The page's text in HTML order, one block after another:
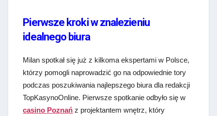
Pierwsze kroki w znalezieniu
idealnego biura
Milan spotkał się już z kilkoma ekspertami w Polsce,
którzy pomogli naprowadzić go na odpowiednie tory
podczas poszukiwania najlepszego biura dla redakcji
TopKasynoOnline. Pierwsze spotkanie odbyło się w
casino Poznań z projektantem wnętrz, który